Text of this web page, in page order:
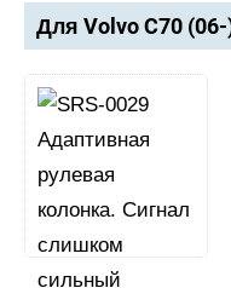
Для Volvo C70